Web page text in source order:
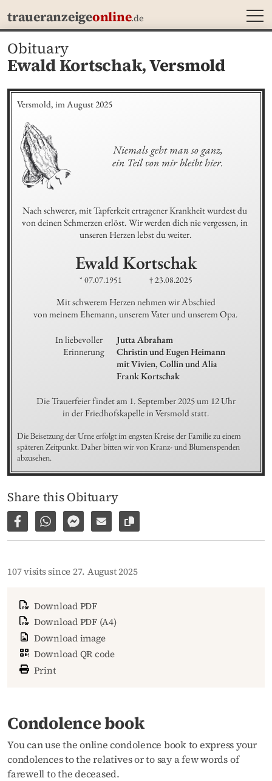
traueranzeigeonline.de
Obituary
Ewald Kortschak,Versmold
Versmold, im August 2025
Niemals geht man so ganz,
ein Teil von mir bleibt hier.
Nach schwerer, mit Tapferkeit ertragener Krankheit wurdest du
von deinen Schmerzen erlöst. Wir werden dich nie vergessen, in
unseren Herzen lebst du weiter.
EwaldKortschak
* 07.07.1951 † 23.08.2025
Mit schwerem Herzen nehmen wir Abschied
von meinem Ehemann, unserem Vater und unserem Opa.
In liebevoller
Erinnerung
Jutta Abraham
Christin und Eugen Heimann
mit Vivien, Collin und Alia
Frank Kortschak
Die Trauerfeier findet am 1. September 2025 um 12 Uhr
in der Friedhofskapelle in Versmold statt.
Die Beisetzung der Urne erfolgt im engsten Kreise der Familie zu einem
späteren Zeitpunkt. Daher bitten wir von Kranz- und Blumenspenden
abzusehen.
Share this Obituary
Share on Facebook
Share via WhatsApp
Share via Facebook Messenger
Share via E-Mail
Copy link to page
107 visits since 27. August 2025
Download PDF
Download PDF (A4)
Download image
Download QR code
Print
Condolence book
You can use the online condolence book to express your
condolences to the relatives or to say a few words of
farewell to the deceased.